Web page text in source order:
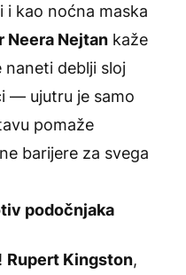
i kao noćna maska
Neera Nejtan kaže
naneti deblji sloj
— ujutru je samo
pomaže
barijere za svega
podočnjaka
Rupert Kingston,